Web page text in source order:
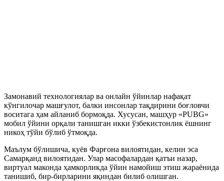
Замонавий технологиялар ва онлайн ўйинлар нафақат
кўнгилочар машғулот, балки инсонлар тақдирини боғловчи
воситага ҳам айланиб бормоқда. Хусусан, машҳур «PUBG»
мобил ўйини орқали танишган икки ўзбекистонлик ёшнинг
никоҳ тўйи бўлиб ўтмоқда.
Маълум бўлишича, куёв Фарғона вилоятидан, келин эса
Самарқанд вилоятидан. Улар масофалардан қатъи назар,
виртуал маконда ҳамкорликда ўйин намойиш этиш жараёнида
танишиб, бир-бирларини яқиндан билиб олишган.